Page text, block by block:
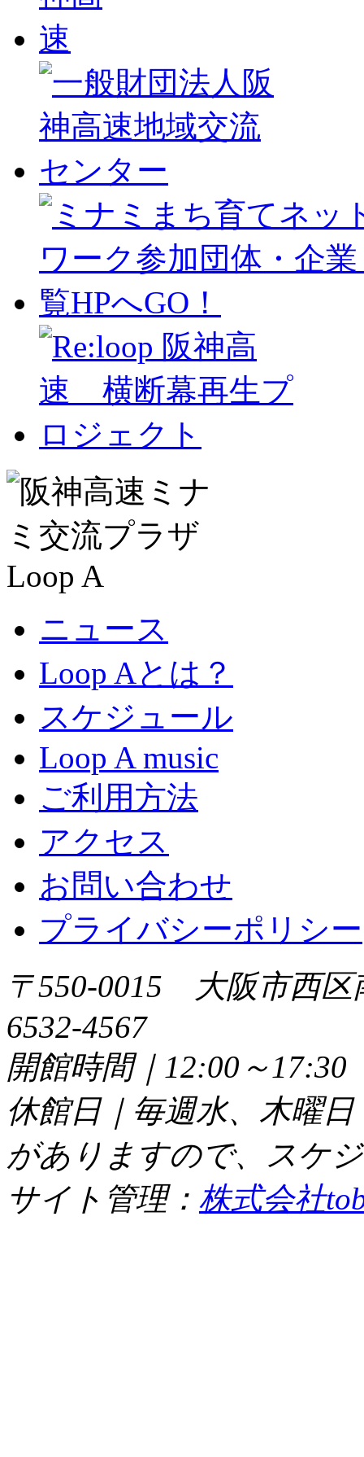
ニュース
Loop Aとは？
スケジュール
Loop A music
ご利用方法
アクセス
お問い合わせ
プライバシーポリシー
〒550-0015 大阪市西
6532-4567
開館時間｜12:00～
休館日｜毎週水、木曜
がありますので、スケ
サイト管理： 株式会社